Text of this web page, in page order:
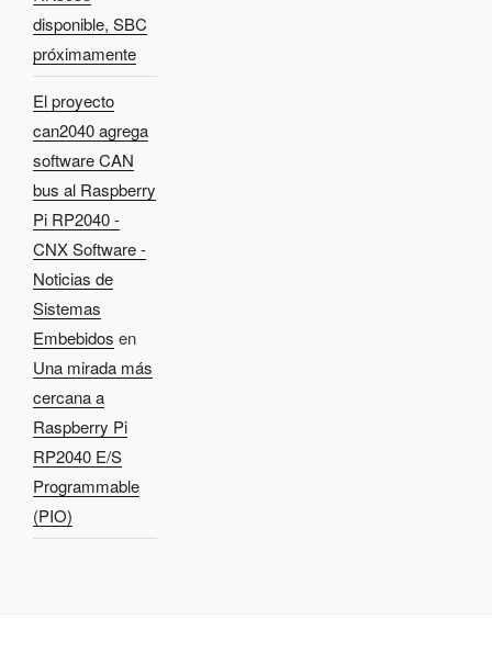
disponible, SBC
próximamente
El proyecto
can2040 agrega
software CAN
bus al Raspberry
Pi RP2040 -
CNX Software -
Noticias de
Sistemas
Embebidos en
Una mirada más
cercana a
Raspberry Pi
RP2040 E/S
Programmable
(PIO)